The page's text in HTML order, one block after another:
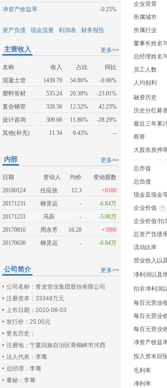
净资产收益率
-0.25%
资产负债 现金流量 利润表 财务报告
更多>>
主营收入
名称 收入 占比
同比
混凝土管
1439.79 54.86%
-0.66%
塑料管材
535.24 20.39%
-23.01%
复合钢管
328.56 12.52%
42.23%
设计咨询
309.66 11.80%
-28.29%
其他(补充)
11.34 0.43% --
更多>>
内部
日期 变动人 均价
变动股数
20180124
任应孜 12.3
+8100
20171231
柳灵运 -
-6.84万
20171231
马跃 -
-5.00万
20170816
周永芳 16.28
+5000
20170630
柳灵运 - -6.84万
更多>>
公司简介
公司名称：青龙管业集团股份有限公司
注册资本：33349万元
上市日期：2010-08-03
发行价：25.00元
更名历史：
注册地：宁夏回族自治区青铜峡市河西
法人代表：李骞
总经理：李骞
董秘：李骞
企业背景
所属城市
所属行业
董事长姓名
总经理姓名
员工人数
人均创利
融资历史
历史分红募
最近三年累
商誉
大股东质押
总市值
总负债
现金及现金
企业价值
企业价值/扣
总资产负债
流动比率
营业收入以
净利润以及
扣非净利润
每百元营业
每百元营业
每百元营业
净资产收益
投入资本回
毛利率
净利率